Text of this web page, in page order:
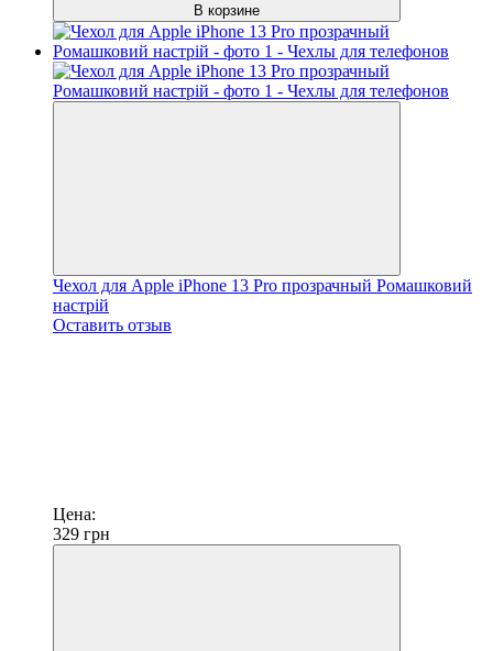
В корзине
Чехол для Apple iPhone 13 Pro прозрачный Ромашковий
настрій
Оставить отзыв
Цена:
329 грн